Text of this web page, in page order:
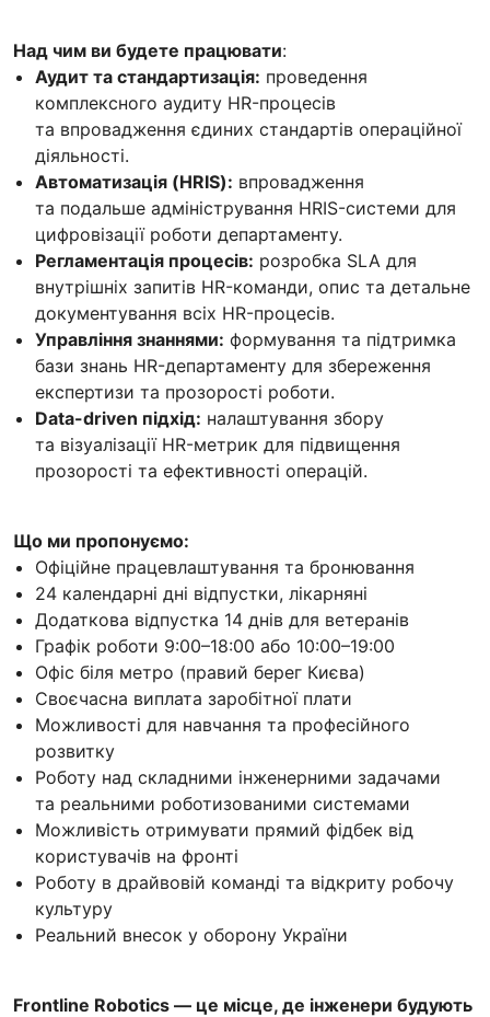
Над чим ви будете працювати:
Аудит та стандартизація: проведення
комплексного аудиту HR-процесів
та впровадження єдиних стандартів операційної
діяльності.
Автоматизація (HRIS): впровадження
та подальше адміністрування HRIS-системи для
цифровізації роботи департаменту.
Регламентація процесів: розробка SLA для
внутрішніх запитів HR-команди, опис та детальне
документування всіх HR-процесів.
Управління знаннями: формування та підтримка
бази знань HR-департаменту для збереження
експертизи та прозорості роботи.
Data-driven підхід: налаштування збору
та візуалізації HR-метрик для підвищення
прозорості та ефективності операцій.
Що ми пропонуємо:
Офіційне працевлаштування та бронювання
24 календарні дні відпустки, лікарняні
Додаткова відпустка 14 днів для ветеранів
Графік роботи 9:00–18:00 або 10:00–19:00
Офіс біля метро (правий берег Києва)
Своєчасна виплата заробітної плати
Можливості для навчання та професійного
розвитку
Роботу над складними інженерними задачами
та реальними роботизованими системами
Можливість отримувати прямий фідбек від
користувачів на фронті
Роботу в драйвовій команді та відкриту робочу
культуру
Реальний внесок у оборону України
Frontline Robotics — це місце, де інженери будують